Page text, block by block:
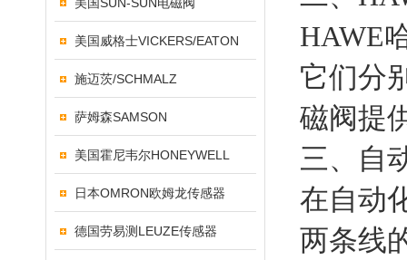
美国威格士VICKERS/EATON
施迈茨/SCHMALZ
萨姆森SAMSON
美国霍尼韦尔HONEYWELL
日本OMRON欧姆龙传感器
德国劳易测LEUZE传感器
HAWE
它们分
磁阀提
三、自
在自动
两条线